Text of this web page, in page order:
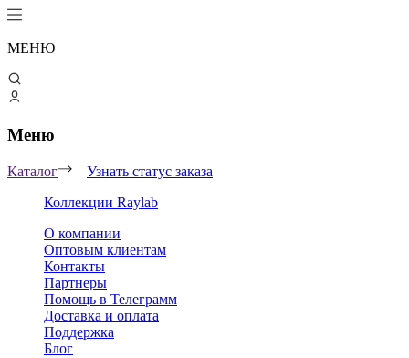
МЕНЮ
Меню
Каталог
Узнать статус заказа
Коллекции Raylab
О компании
Оптовым клиентам
Контакты
Партнеры
Помощь в Телеграмм
Доставка и оплата
Поддержка
Блог